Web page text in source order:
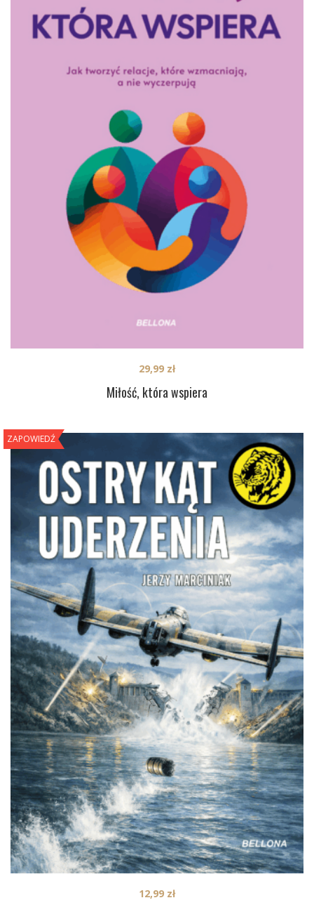
Miłość, która wspiera
29,99 zł
ZAPOWIEDŹ
12,99 zł